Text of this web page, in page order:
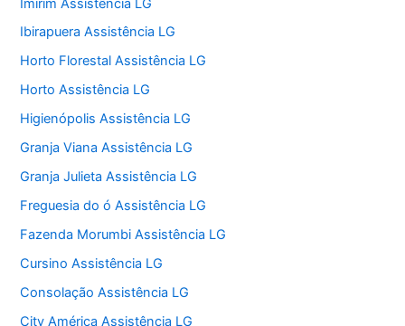
Ibirapuera Assistência LG
Horto Florestal Assistência LG
Horto Assistência LG
Higienópolis Assistência LG
Granja Viana Assistência LG
Granja Julieta Assistência LG
Freguesia do ó Assistência LG
Fazenda Morumbi Assistência LG
Cursino Assistência LG
Consolação Assistência LG
City América Assistência LG